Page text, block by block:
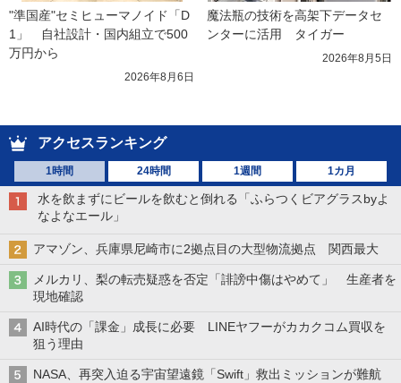
"準国産"セミヒューマノイド「D
1」　自社設計・国内組立で500
万円から
2026年8月6日
魔法瓶の技術を高架下データセ
ンターに活用　タイガー
2026年8月5日
アクセスランキング
1時間 24時間 1週間 1カ月
水を飲まずにビールを飲むと倒れる「ふらつくビアグラスbyよ
なよなエール」
アマゾン、兵庫県尼崎市に2拠点目の大型物流拠点 関西最大
メルカリ、梨の転売疑惑を否定「誹謗中傷はやめて」 生産者を
現地確認
AI時代の「課金」成長に必要 LINEヤフーがカカクコム買収を
狙う理由
NASA、再突入迫る宇宙望遠鏡「Swift」救出ミッションが難航